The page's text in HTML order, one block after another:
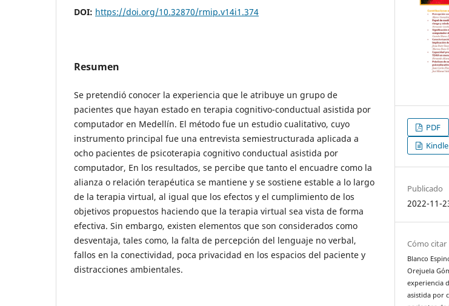
DOI: https://doi.org/10.32870/rmip.v14i1.374
Resumen
Se pretendió conocer la experiencia que le atribuye un grupo de
pacientes que hayan estado en terapia cognitivo-conductual asistida por
computador en Medellín. El método fue un estudio cualitativo, cuyo
instrumento principal fue una entrevista semiestructurada aplicada a
ocho pacientes de psicoterapia cognitivo conductual asistida por
computador, En los resultados, se percibe que tanto el encuadre como la
alianza o relación terapéutica se mantiene y se sostiene estable a lo largo
de la terapia virtual, al igual que los efectos y el cumplimiento de los
objetivos propuestos haciendo que la terapia virtual sea vista de forma
efectiva. Sin embargo, existen elementos que son considerados como
desventaja, tales como, la falta de percepción del lenguaje no verbal,
fallos en la conectividad, poca privacidad en los espacios del paciente y
distracciones ambientales.
PDF
Kindle
Publicado
2022-11-
Cómo citar
Blanco
Orejuela
experiencia
asistida por